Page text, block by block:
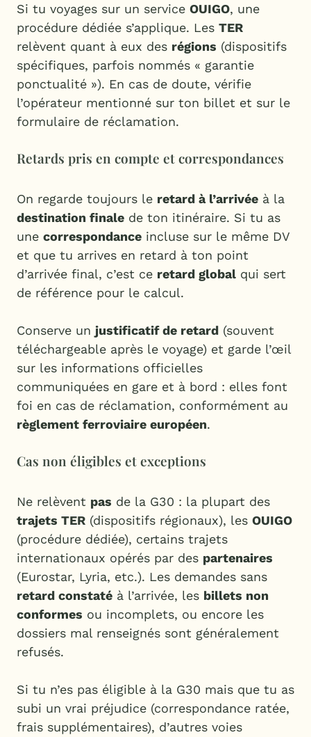
Si tu voyages sur un service OUIGO, une
procédure dédiée s’applique. Les TER
relèvent quant à eux des régions (dispositifs
spécifiques, parfois nommés « garantie
ponctualité »). En cas de doute, vérifie
l’opérateur mentionné sur ton billet et sur le
formulaire de réclamation.
Retards pris en compte et correspondances
On regarde toujours le retard à l’arrivée à la
destination finale de ton itinéraire. Si tu as
une correspondance incluse sur le même DV
et que tu arrives en retard à ton point
d’arrivée final, c’est ce retard global qui sert
de référence pour le calcul.
Conserve un justificatif de retard (souvent
téléchargeable après le voyage) et garde l’œil
sur les informations officielles
communiquées en gare et à bord : elles font
foi en cas de réclamation, conformément au
règlement ferroviaire européen.
Cas non éligibles et exceptions
Ne relèvent pas de la G30 : la plupart des
trajets TER (dispositifs régionaux), les OUIGO
(procédure dédiée), certains trajets
internationaux opérés par des partenaires
(Eurostar, Lyria, etc.). Les demandes sans
retard constaté à l’arrivée, les billets non
conformes ou incomplets, ou encore les
dossiers mal renseignés sont généralement
refusés.
Si tu n’es pas éligible à la G30 mais que tu as
subi un vrai préjudice (correspondance ratée,
frais supplémentaires), d’autres voies